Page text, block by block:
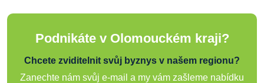
Podnikáte v Olomouckém kraji?
Chcete zviditelnit svůj byznys v našem regionu?
Zanechte nám svůj e-mail a my vám zašleme nabídku